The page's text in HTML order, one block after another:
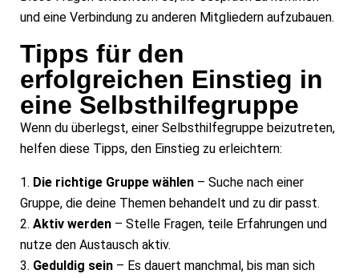
und eine Verbindung zu anderen Mitgliedern aufzubauen.
Tipps für den
erfolgreichen Einstieg in
eine Selbsthilfegruppe
Wenn du überlegst, einer Selbsthilfegruppe beizutreten,
helfen diese Tipps, den Einstieg zu erleichtern:
1. Die richtige Gruppe wählen – Suche nach einer
Gruppe, die deine Themen behandelt und zu dir passt.
2. Aktiv werden – Stelle Fragen, teile Erfahrungen und
nutze den Austausch aktiv.
3. Geduldig sein – Es dauert manchmal, bis man sich